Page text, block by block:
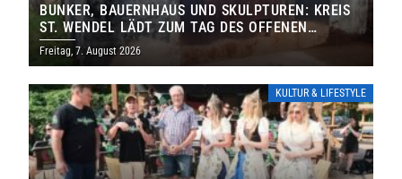
BUNKER, BAUERNHAUS UND SKULPTUREN: KREIS
ST. WENDEL LÄDT ZUM TAG DES OFFENEN
DENKMALS EIN
Freitag, 7. August 2026
KULTUR & LIFESTYLE